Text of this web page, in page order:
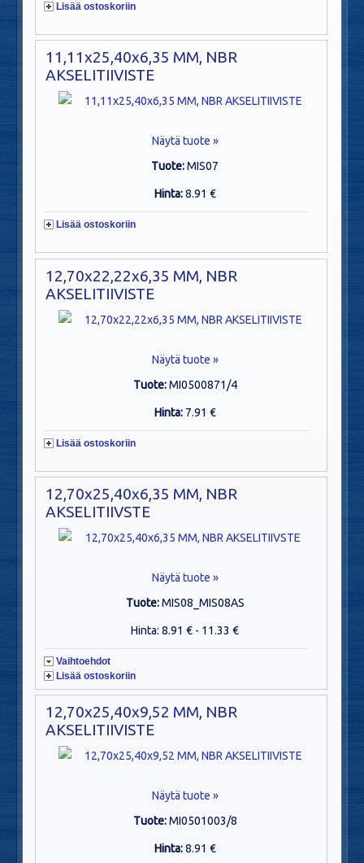
Lisää ostoskoriin
11,11x25,40x6,35 MM, NBR
AKSELITIIVISTE
Näytä tuote »
Tuote:MIS07
Hinta:8.91 €
Lisää ostoskoriin
12,70x22,22x6,35 MM, NBR
AKSELITIIVISTE
Näytä tuote »
Tuote:MI0500871/4
Hinta: 7.91 €
Lisää ostoskoriin
12,70x25,40x6,35 MM, NBR
AKSELITIIVSTE
Näytä tuote »
Tuote:MIS08_MIS08AS
Hinta: 8.91 € - 11.33 €
Vaihtoehdot
Lisää ostoskoriin
12,70x25,40x9,52 MM, NBR
AKSELITIIVISTE
Näytä tuote »
Tuote:MI0501003/8
Hinta:8.91 €